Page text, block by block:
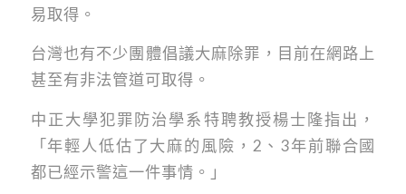
易取得。
台灣也有不少團體倡議大麻除罪，目前在網路上
甚至有非法管道可取得。
中正大學犯罪防治學系特聘教授楊士隆指出，
「年輕人低估了大麻的風險，2、3年前聯合國
都已經示警這一件事情。」